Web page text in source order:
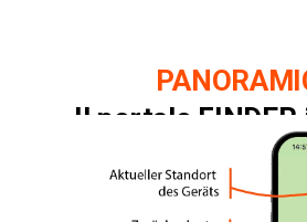
Il portale FINDER